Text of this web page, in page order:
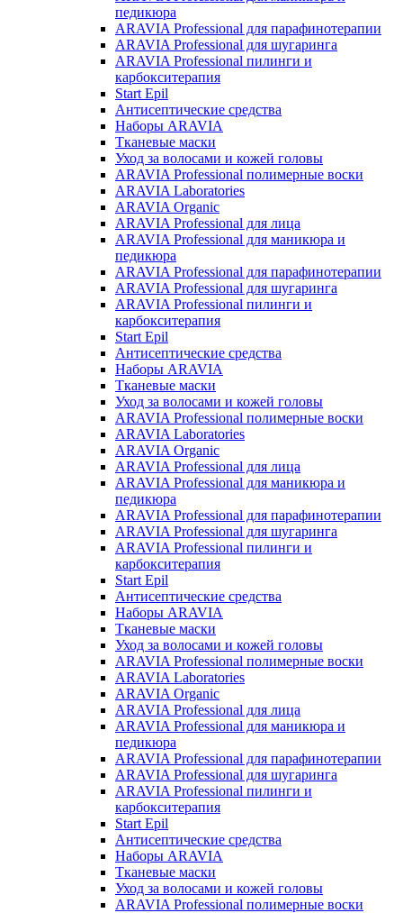
педикюра
ARAVIA Professional для парафинотерапии
ARAVIA Professional для шугаринга
ARAVIA Professional пилинги и
карбокситерапия
Start Epil
Антисептические средства
Наборы ARAVIA
Тканевые маски
Уход за волосами и кожей головы
ARAVIA Professional полимерные воски
ARAVIA Laboratories
ARAVIA Organic
ARAVIA Professional для лица
ARAVIA Professional для маникюра и
педикюра
ARAVIA Professional для парафинотерапии
ARAVIA Professional для шугаринга
ARAVIA Professional пилинги и
карбокситерапия
Start Epil
Антисептические средства
Наборы ARAVIA
Тканевые маски
Уход за волосами и кожей головы
ARAVIA Professional полимерные воски
ARAVIA Laboratories
ARAVIA Organic
ARAVIA Professional для лица
ARAVIA Professional для маникюра и
педикюра
ARAVIA Professional для парафинотерапии
ARAVIA Professional для шугаринга
ARAVIA Professional пилинги и
карбокситерапия
Start Epil
Антисептические средства
Наборы ARAVIA
Тканевые маски
Уход за волосами и кожей головы
ARAVIA Professional полимерные воски
ARAVIA Laboratories
ARAVIA Organic
ARAVIA Professional для лица
ARAVIA Professional для маникюра и
педикюра
ARAVIA Professional для парафинотерапии
ARAVIA Professional для шугаринга
ARAVIA Professional пилинги и
карбокситерапия
Start Epil
Антисептические средства
Наборы ARAVIA
Тканевые маски
Уход за волосами и кожей головы
ARAVIA Professional полимерные воски